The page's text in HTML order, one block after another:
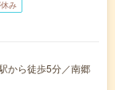
み
から徒歩5分／南郷